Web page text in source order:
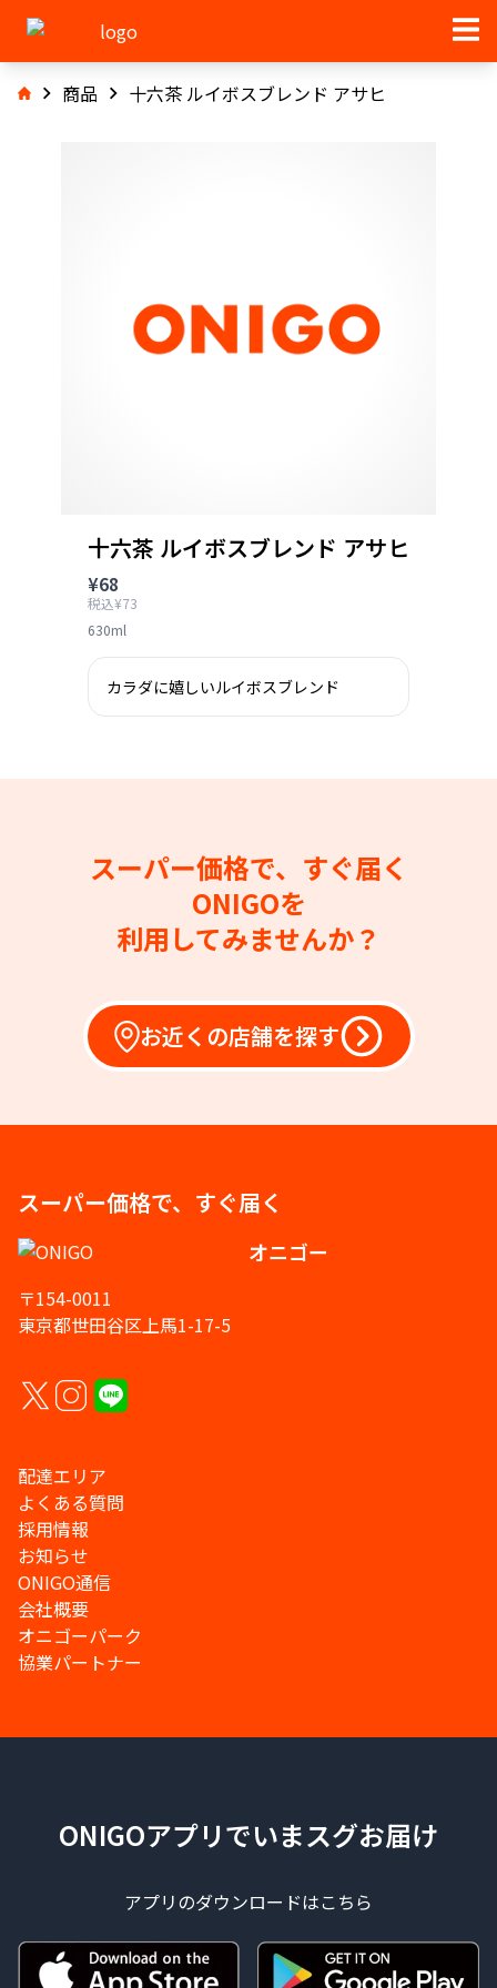
商品 十六茶 ルイボスブレンド アサヒ
十六茶 ルイボスブレンド アサヒ
¥68
税込¥73
630ml
カラダに嬉しいルイボスブレンド
スーパー価格で、すぐ届く
ONIGOを
利用してみませんか？
お近くの店舗を探す
スーパー価格で、すぐ届く
オニゴー
〒154-0011
東京都世田谷区上馬1-17-5
配達エリア
よくある質問
採用情報
お知らせ
ONIGO通信
会社概要
オニゴーパーク
協業パートナー
ONIGOアプリでいまスグお届け
アプリのダウンロードはこちら